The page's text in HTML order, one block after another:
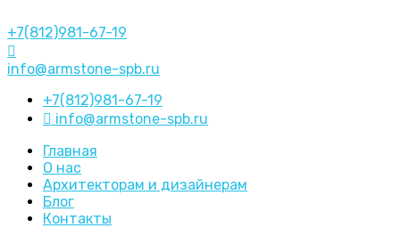
+7(812)981-67-19
info@armstone-spb.ru
+7(812)981-67-19
info@armstone-spb.ru
Главная
О нас
Архитекторам и дизайнерам
Блог
Контакты